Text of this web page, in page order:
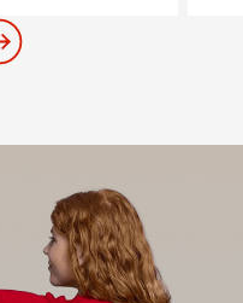
MBEnella Tua